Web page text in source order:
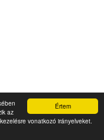
Értem
az
vonatkozó irányelveket.